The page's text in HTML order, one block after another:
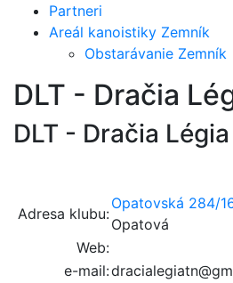
Partneri
Areál kanoistiky Zemník
Obstarávanie Zemník
DLT - Dračia
DLT - Dračia
Adresa klubu:
Opatovská 284/
Opatová
Web:
e-mail: